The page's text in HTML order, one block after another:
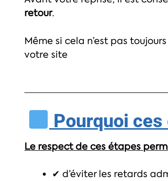
retour.
Même si cela n’est pas
votre site
Pourquoi
Le respect de ces étapes
✔ d’éviter les retards